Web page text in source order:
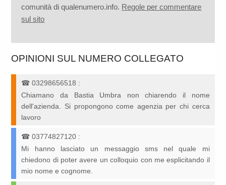
comunità di qualenumero.info. Regole per commentare
sul sito
OPINIONI SUL NUMERO COLLEGATO
☎03298656518 :
Chiamano da Bastia Umbra non chiarendo il nome
dell'azienda. Si propongono come agenzia per chi cerca
lavoro
☎03774827120 :
Mi hanno lasciato un messaggio sms nel quale mi
chiedono di poter avere un colloquio con me esplicitando il
mio nome e cognome.